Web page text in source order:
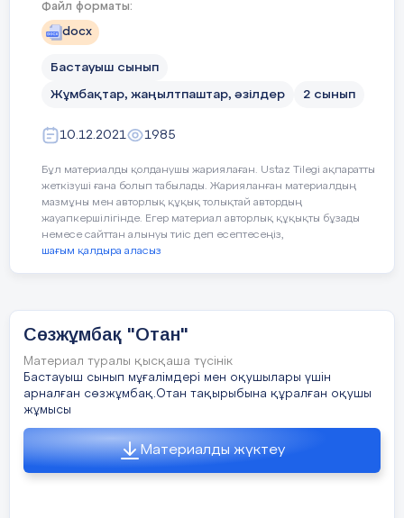
Файл форматы:
docx
Бастауыш сынып
Жұмбақтар, жаңылтпаштар, әзілдер 2 сынып
10.12.2021 1985
Бұл материалды қолданушы жариялаған. Ustaz Tilegi ақпаратты
жеткізуші ғана болып табылады. Жарияланған материалдың
мазмұны мен авторлық құқық толықтай автордың
жауапкершілігінде. Егер материал авторлық құқықты бұзады
немесе сайттан алынуы тиіс деп есептесеңіз,
шағым қалдыра аласыз
Сөзжұмбақ "Отан"
Материал туралы қысқаша түсінік
Бастауыш сынып мұғалімдері мен оқушылары үшін
арналған сөзжұмбақ.Отан тақырыбына құралған оқушы
жұмысы
Материалды жүктеу